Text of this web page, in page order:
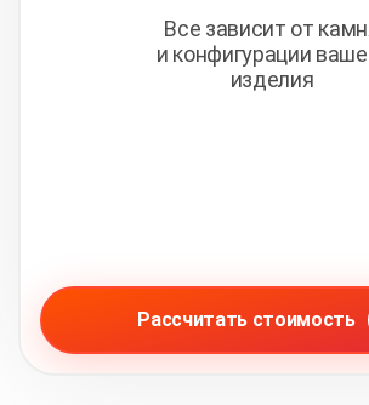
Все зависит от
и конфигурации
изделия
Рассчитать стоимость